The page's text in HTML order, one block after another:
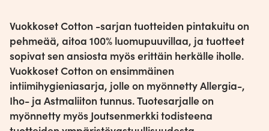
Vuokkoset Cotton -sarjan tuotteiden pintakuitu on
pehmeää, aitoa 100% luomupuuvillaa, ja tuotteet
sopivat sen ansiosta myös erittäin herkälle iholle.
Vuokkoset Cotton on ensimmäinen
intiimihygieniasarja, jolle on myönnetty Allergia-,
Iho- ja Astmaliiton tunnus. Tuotesarjalle on
myönnetty myös Joutsenmerkki todisteena